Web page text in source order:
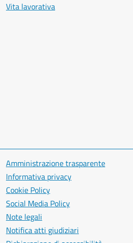
Vita lavorativa
Amministrazione trasparente
Informativa privacy
Cookie Policy
Social Media Policy
Note legali
Notifica atti giudiziari